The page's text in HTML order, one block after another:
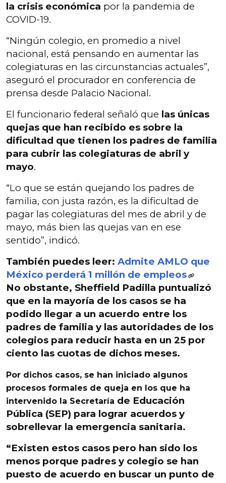
la crisis económica por la pandemia de
COVID-19.
“Ningún colegio, en promedio a nivel
nacional, está pensando en aumentar las
colegiaturas en las circunstancias actuales”,
aseguró el procurador en conferencia de
prensa desde Palacio Nacional.
El funcionario federal señaló que las únicas
quejas que han recibido es sobre la
dificultad que tienen los padres de familia
para cubrir las colegiaturas de abril y
mayo.
“Lo que se están quejando los padres de
familia, con justa razón, es la dificultad de
pagar las colegiaturas del mes de abril y de
mayo, más bien las quejas van en ese
sentido”, indicó.
También puedes leer: Admite AMLO que
México perderá 1 millón de empleos
No obstante, Sheffield Padilla puntualizó
que en la mayoría de los casos se ha
podido llegar a un acuerdo entre los
padres de familia y las autoridades de los
colegios para reducir hasta en un 25 por
ciento las cuotas de dichos meses.
Por dichos casos, se han iniciado algunos
procesos formales de queja en los que ha
intervenido la Secretaría de Educación
Pública (SEP) para lograr acuerdos y
sobrellevar la emergencia sanitaria.
“Existen estos casos pero han sido los
menos porque padres y colegio se han
puesto de acuerdo en buscar un punto de